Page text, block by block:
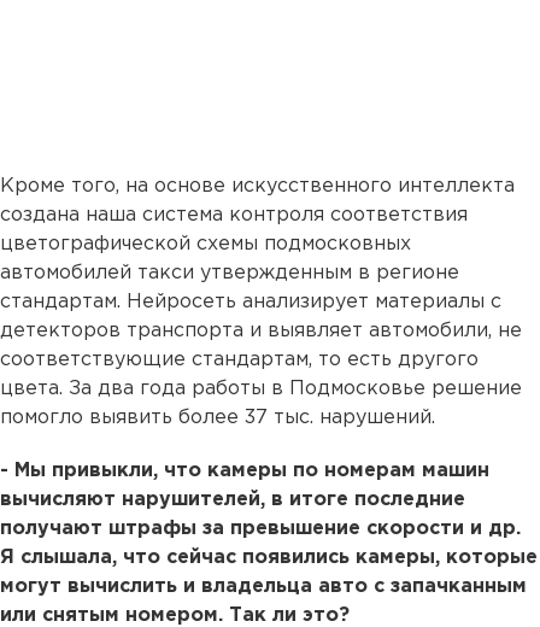
Кроме того, на основе искусственного интеллекта
создана наша система контроля соответствия
цветографической схемы подмосковных
автомобилей такси утвержденным в регионе
стандартам. Нейросеть анализирует материалы с
детекторов транспорта и выявляет автомобили, не
соответствующие стандартам, то есть другого
цвета. За два года работы в Подмосковье решение
помогло выявить более 37 тыс. нарушений.
- Мы привыкли, что камеры по номерам машин
вычисляют нарушителей, в итоге последние
получают штрафы за превышение скорости и др.
Я слышала, что сейчас появились камеры, которые
могут вычислить и владельца авто с запачканным
или снятым номером. Так ли это?